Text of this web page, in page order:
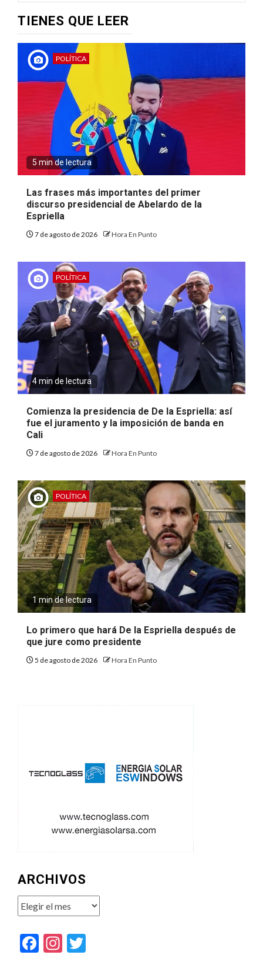
TIENES QUE LEER
POLÍTICA
5 min de lectura
Las frases más importantes del primer
discurso presidencial de Abelardo de la
Espriella
7 de agosto de 2026 Hora En Punto
POLÍTICA
4 min de lectura
Comienza la presidencia de De la Espriella: así
fue el juramento y la imposición de banda en
Cali
7 de agosto de 2026 Hora En Punto
POLÍTICA
1 min de lectura
Lo primero que hará De la Espriella después de
que jure como presidente
5 de agosto de 2026 Hora En Punto
ARCHIVOS
Archivos
Facebook
Instagram